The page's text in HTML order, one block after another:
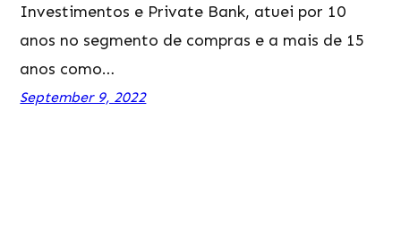
Investimentos e Private Bank, atuei por 10
anos no segmento de compras e a mais de 15
anos como…
September 9, 2022